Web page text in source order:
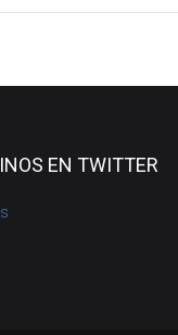
EN TWITTER